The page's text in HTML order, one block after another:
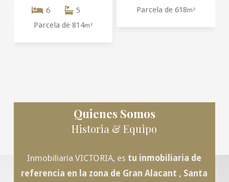
6
5
Parcela de 814m²
Parcela de 618m²
Quienes Somos
Historia & Equipo
Inmobiliaria VICTORIA, es tu inmobiliaria de
referencia en la zona de Gran Alacant , Santa